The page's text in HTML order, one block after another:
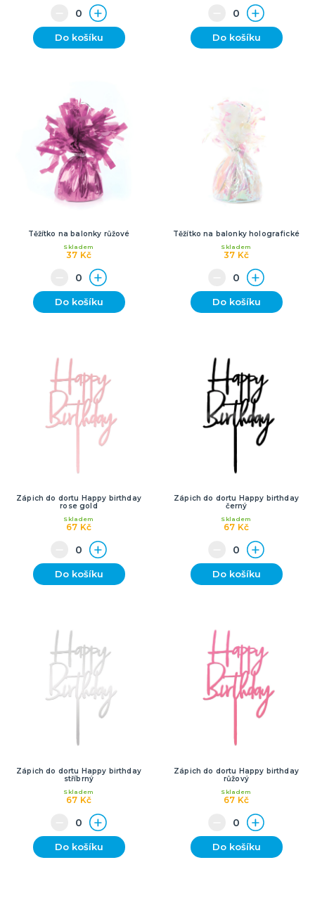
Do košíku Do košíku
Těžítko na balonky růžové
37 Kč
Skladem
Do košíku
Těžítko na balonky holografické
37 Kč
Skladem
Do košíku
Zápich do dortu Happy birthday
rose gold
67 Kč
Skladem
Do košíku
Zápich do dortu Happy birthday
černý
67 Kč
Skladem
Do košíku
Zápich do dortu Happy birthday
stříbrný
67 Kč
Skladem
Do košíku
Zápich do dortu Happy birthday
růžový
67 Kč
Skladem
Do košíku